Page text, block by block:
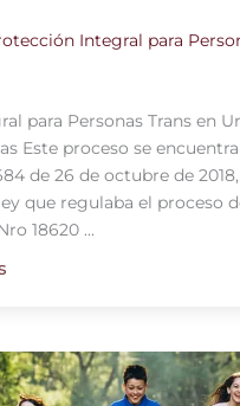
Integral para
para Personas Trans en
Este proceso se
de 26 de octubre de
que regulaba el proceso
18620 ...